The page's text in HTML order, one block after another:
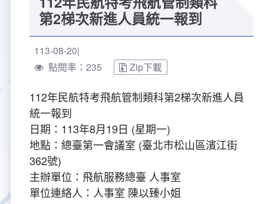
活動訊息
電子相簿
RSS訂閱
業務職掌
編制及預算員額
首長介紹
大事紀
五十週年紀念專區
五十週年紀念影片
五十週年紀念專刊
如何加入我們
服務介紹
服務進化史
飛航情報
服務介紹
服務進化史
航空氣象
服務介紹
服務進化史
航空通信
服務介紹
服務進化史
航空電子
服務介紹
服務進化史
安全管理
安全管理介紹
安全管理進化史
年統計資訊
管制架次統計
月統計資訊
桃園機場航班分時統計
便民服務
意見交流
人民陳情
意見信箱
總臺長與民有約
民意論壇
問卷調查
線上申辦
參訪申請
氣象資料申辦
資料開放
氣象報文歷史資料
航空氣象曙暮光資訊
常見問答
雙語詞彙
無障礙服務
業務宣導
宣導短片
出版品
相關連結
交通部暨所屬機關
國內機場
專區服務
塔臺園區新建工程專區
計畫簡介
設計概念
建築工程
主動公開資訊
法律、法規及行政規則
行政指導有關文書
為民服務考核專區
提升服務品質執行辦法
性別平等專區
第2梯次新進人員統一報到
113-08-20
點閱率：235
Zip下載
112年民航特考飛航管制類科第2梯次新進人員
統一報到
日期：113年8月19日 (星期一)
地點：總臺第一會議室 (臺北市松山區濱江街
362號)
主辦單位：飛航服務總臺 人事室
單位連絡人：人事室 陳以臻小姐